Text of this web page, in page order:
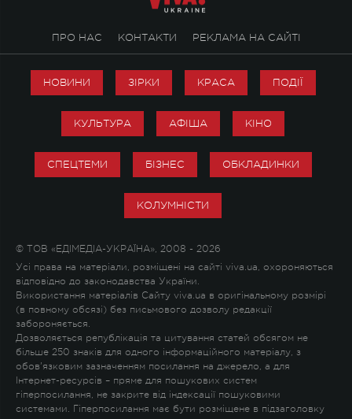
ПРО НАС КОНТАКТИ РЕКЛАМА НА САЙТІ
НОВИНИ ЗІРКИ КРАСА ПОДІЇ
КУЛЬТУРА АФІША КІНО
СПЕЦТЕМИ БІЗНЕС ОБКЛАДИНКИ
КОЛУМНІСТИ
© ТОВ «ЕДІМЕДІА-УКРАЇНА», 2008 - 2026
Усі права на матеріали, розміщені на сайті viva.ua, охороняються
відповідно до законодавства України.
Використання матеріалів Сайту viva.ua в оригінальному розмірі
(в повному обсязі) без письмового дозволу редакції
забороняється.
Дозволяється републікація та цитування статей обсягом не
більше 250 знаків для одного інформаційного матеріалу, з
обов'язковим зазначенням посилання на джерело, а для
Інтернет-ресурсів – пряме для пошукових систем
гіперпосилання, не закрите від індексації пошуковими
системами. Гіперпосилання має бути розміщене в підзаголовку